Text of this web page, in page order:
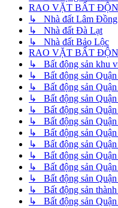
RAO VẶT BẤT
↳ Nhà đất Lâm Đồng
↳ Nhà đất Đà Lạt
↳ Nhà đất Bảo Lộc
RAO VẶT BẤT
↳ Bất động sản khu
↳ Bất động sản Quận
↳ Bất động sản
↳ Bất động sản
↳ Bất động sản
↳ Bất động sản
↳ Bất động sản
↳ Bất động sản
↳ Bất động sản Quận
↳ Bất động sản Quận
↳ Bất động sản Quận
↳ Bất động sản
↳ Bất động sản